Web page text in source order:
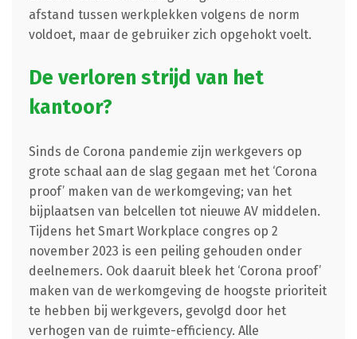
afstand tussen werkplekken volgens de norm
voldoet, maar de gebruiker zich opgehokt voelt.
De verloren strijd van het
kantoor?
Sinds de Corona pandemie zijn werkgevers op
grote schaal aan de slag gegaan met het ‘Corona
proof’ maken van de werkomgeving; van het
bijplaatsen van belcellen tot nieuwe AV middelen.
Tijdens het Smart Workplace congres op 2
november 2023 is een peiling gehouden onder
deelnemers. Ook daaruit bleek het ‘Corona proof’
maken van de werkomgeving de hoogste prioriteit
te hebben bij werkgevers, gevolgd door het
verhogen van de ruimte-efficiency. Alle